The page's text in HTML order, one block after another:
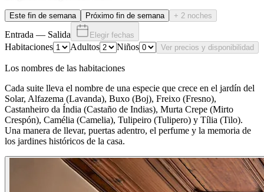
Este fin de semana Próximo fin de semana + 2 noches
Entrada — Salida Elegir fechas
Habitaciones Adultos Niños Ver precios y disponibilidad
Los nombres de las habitaciones
Cada suite lleva el nombre de una especie que crece en el jardín del
Solar, Alfazema (Lavanda), Buxo (Boj), Freixo (Fresno),
Castanheiro da Índia (Castaño de Indias), Murta Crepe (Mirto
Crespón), Camélia (Camelia), Tulipeiro (Tulipero) y Tília (Tilo).
Una manera de llevar, puertas adentro, el perfume y la memoria de
los jardines históricos de la casa.